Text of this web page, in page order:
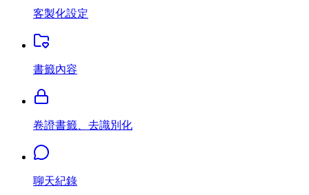
客製化設定
書籤內容
卷證書籤、去識別化
聊天紀錄